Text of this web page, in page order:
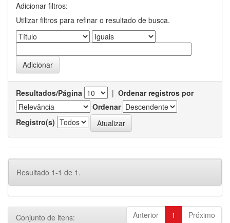
Adicionar filtros:
Utilizar filtros para refinar o resultado de busca.
Resultados/Página | Ordenar registros por
Ordenar
Registro(s)
Resultado 1-1 de 1.
Anterior 1 Próximo
Conjunto de itens: